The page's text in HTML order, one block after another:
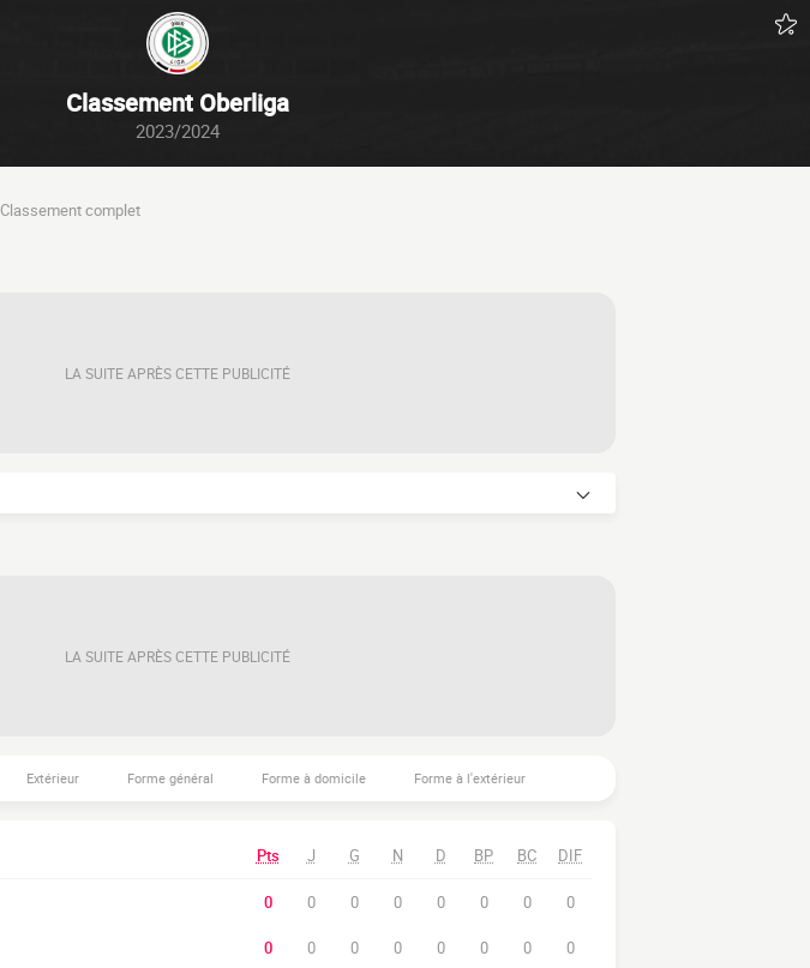
Classement Oberliga
2023/2024
Classement complet
LA SUITE APRÈS CETTE PUBLICITÉ
LA SUITE APRÈS CETTE PUBLICITÉ
Extérieur Forme général Forme à domicile Forme à l'extérieur
Pts J G N D BP BC DIF
0 0 0 0 0 0 0 0
0 0 0 0 0 0 0 0